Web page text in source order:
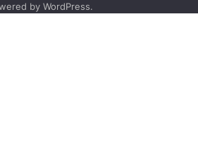
by WordPress.